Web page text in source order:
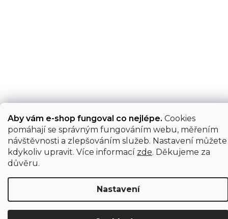
Aby vám e-shop fungoval co nejlépe. Cookies
pomáhají se správným fungováním webu, měřením
návštěvnosti a zlepšováním služeb. Nastavení můžete
kdykoliv upravit. Více informací zde. Děkujeme za
důvěru.
Nastavení